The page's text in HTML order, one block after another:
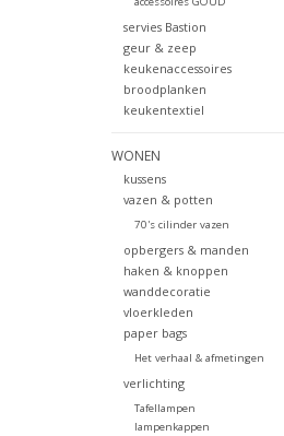
servies Bastion
geur & zeep
keukenaccessoires
broodplanken
keukentextiel
WONEN
kussens
vazen & potten
70's cilinder vazen
opbergers & manden
haken & knoppen
wanddecoratie
vloerkleden
paper bags
Het verhaal & afmetingen
verlichting
Tafellampen
lampenkappen